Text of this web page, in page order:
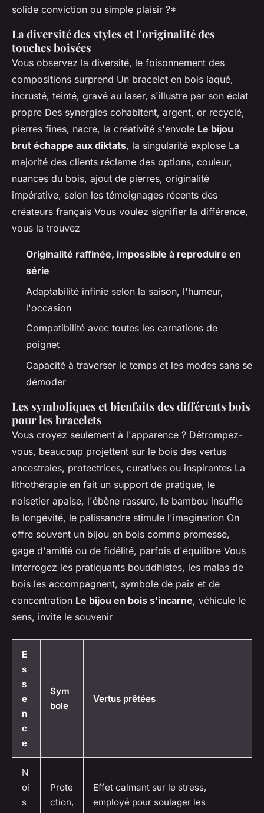
solide conviction ou simple plaisir ?*
La diversité des styles et l'originalité des
touches boisées
Vous observez la diversité, le foisonnement des
compositions surprend Un bracelet en bois laqué,
incrusté, teinté, gravé au laser, s'illustre par son éclat
propre Des synergies cohabitent, argent, or recyclé,
pierres fines, nacre, la créativité s'envole Le bijou
brut échappe aux diktats, la singularité explose La
majorité des clients réclame des options, couleur,
nuances du bois, ajout de pierres, originalité
impérative, selon les témoignages récents des
créateurs français Vous voulez signifier la différence,
vous la trouvez
Originalité raffinée, impossible à reproduire en
série
Adaptabilité infinie selon la saison, l'humeur,
l'occasion
Compatibilité avec toutes les carnations de
poignet
Capacité à traverser le temps et les modes sans se
démoder
Les symboliques et bienfaits des différents bois
pour les bracelets
Vous croyez seulement à l'apparence ? Détrompez-
vous, beaucoup projettent sur le bois des vertus
ancestrales, protectrices, curatives ou inspirantes La
lithothérapie en fait un support de pratique, le
noisetier apaise, l'ébène rassure, le bambou insuffle
la longévité, le palissandre stimule l'imagination On
offre souvent un bijou en bois comme promesse,
gage d'amitié ou de fidélité, parfois d'équilibre Vous
interrogez les pratiquants bouddhistes, les malas de
bois les accompagnent, symbole de paix et de
concentration Le bijou en bois s'incarne, véhicule le
sens, invite le souvenir
E
s
s
e
n
c
e
Sym
bole
Vertus prêtées
N
oi
s
Prote
ction,
Effet calmant sur le stress,
employé pour soulager les